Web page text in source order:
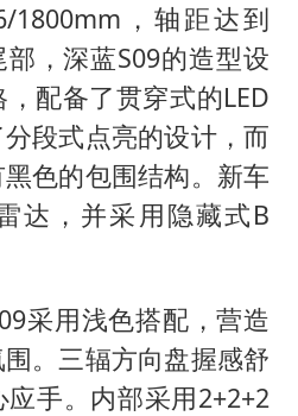
1800mm，轴距达到
，深蓝S09的造型设
配备了贯穿式的LED
段式点亮的设计，而
色的包围结构。新车
达，并采用隐藏式B
采用浅色搭配，营造
。三辐方向盘握感舒
手。内部采用2+2+2